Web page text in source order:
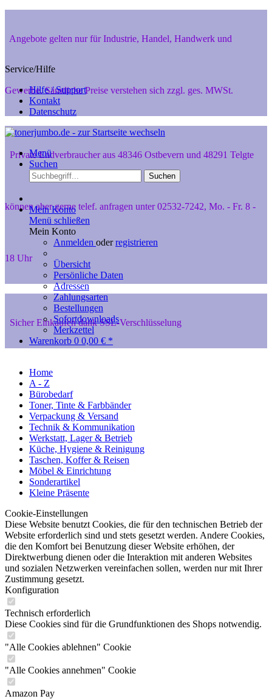
Angebote gelten nur für Industrie, Handel, Handwerk und
Gewerbe. Sämtliche Preise verstehen sich zzgl. ges. MWSt.
Private Endverbraucher aus 48346 Ostbevern und 48291 Telgte
können aber gerne telef. anfragen unter 02532-7242, Mo. - Fr. 8 -
18 Uhr
Sicher Einkaufen dank SSL-Verschlüsselung
Service/Hilfe
Hilfe / Support
Kontakt
Datenschutz
Menü
Suchen
Suchen
Mein Konto
Menü schließen
Mein Konto
Anmelden oderregistrieren
Übersicht
Persönliche Daten
Adressen
Zahlungsarten
Bestellungen
Sofortdownloads
Merkzettel
Warenkorb 0 0,00 € *
Home
A - Z
Bürobedarf
Toner, Tinte & Farbbänder
Verpackung & Versand
Technik & Kommunikation
Werkstatt, Lager & Betrieb
Küche, Hygiene & Reinigung
Taschen, Koffer & Reisen
Möbel & Einrichtung
Sonderartikel
Kleine Präsente
Cookie-Einstellungen
Diese Website benutzt Cookies, die für den technischen Betrieb der
Website erforderlich sind und stets gesetzt werden. Andere Cookies,
die den Komfort bei Benutzung dieser Website erhöhen, der
Direktwerbung dienen oder die Interaktion mit anderen Websites
und sozialen Netzwerken vereinfachen sollen, werden nur mit Ihrer
Zustimmung gesetzt.
Konfiguration
Technisch erforderlich
Diese Cookies sind für die Grundfunktionen des Shops notwendig.
"Alle Cookies ablehnen" Cookie
"Alle Cookies annehmen" Cookie
Amazon Pay